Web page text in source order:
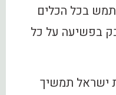
בכל הכלים
בפשיעה על כל
ישראל תמשיך